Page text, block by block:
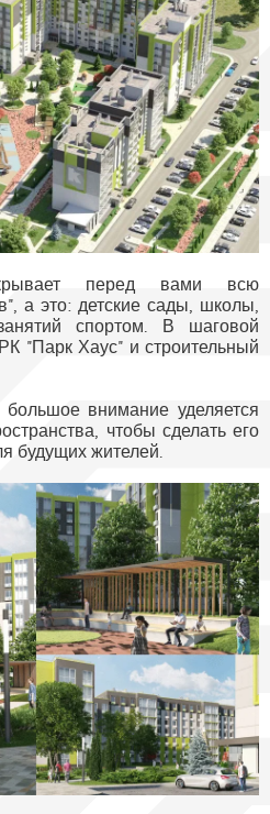
перед вами всю
а это: детские сады, школы,
спортом. В шаговой
"Парк Хаус" и строительный
внимание уделяется
чтобы сделать его
будущих жителей.